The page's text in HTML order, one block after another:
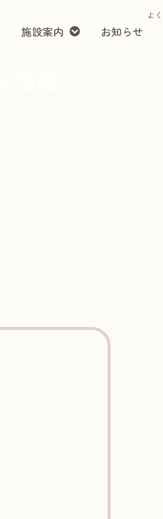
よ
施設案内 お知らせ